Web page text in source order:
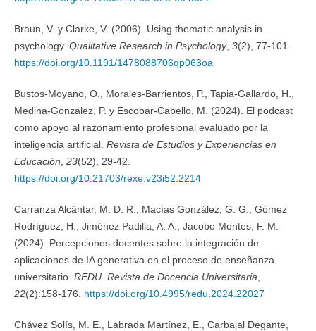
Braun, V. y Clarke, V. (2006). Using thematic analysis in
psychology. Qualitative Research in Psychology, 3(2), 77-101.
https://doi.org/10.1191/1478088706qp063oa
Bustos-Moyano, O., Morales-Barrientos, P., Tapia-Gallardo, H.,
Medina-González, P. y Escobar-Cabello, M. (2024). El podcast
como apoyo al razonamiento profesional evaluado por la
inteligencia artificial. Revista de Estudios y Experiencias en
Educación 23(52), 29-42.
https://doi.org/10.21703/rexe.v23i52.2214
Carranza Alcántar, M. D. R., Macías González, G. G., Gómez
Rodríguez, H., Jiménez Padilla, A. A., Jacobo Montes, F. M.
(2024). Percepciones docentes sobre la integración de
aplicaciones de IA generativa en el proceso de enseñanza
universitario. REDU. Revista de Docencia Universitaria
22(2):158-176. https://doi.org/10.4995/redu.2024.22027
Chávez Solís, M. E., Labrada Martínez, E., Carbajal Degante,